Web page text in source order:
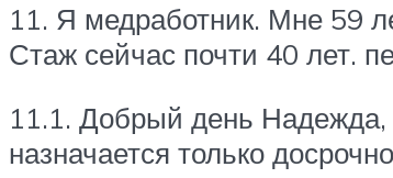
11. Я медработник. Мне 59
Стаж сейчас почти 40 лет.
11.1. Добрый день Надежда,
назначается только